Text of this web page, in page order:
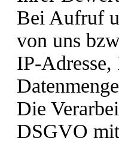
Bei Aufruf
von uns
IP-
Die
DSGVO